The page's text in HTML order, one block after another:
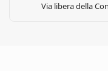
Via libera della